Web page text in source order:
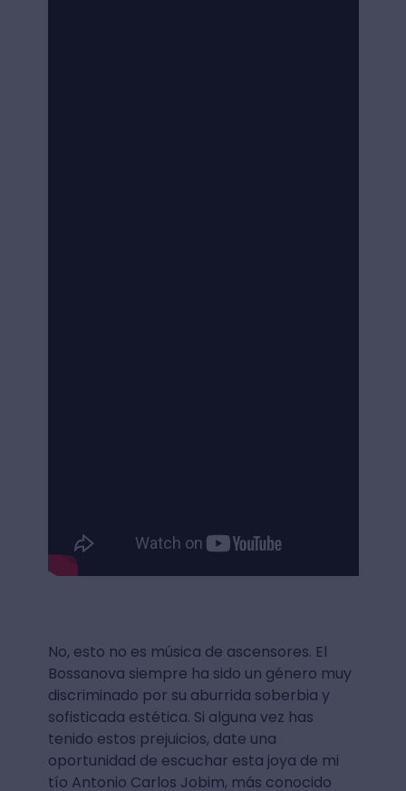
No, esto no es música de ascensores. El
Bossanova siempre ha sido un género muy
discriminado por su aburrida soberbia y
sofisticada estética. Si alguna vez has
tenido estos prejuicios, date una
oportunidad de escuchar esta joya de mi
tío Antonio Carlos Jobim, más conocido